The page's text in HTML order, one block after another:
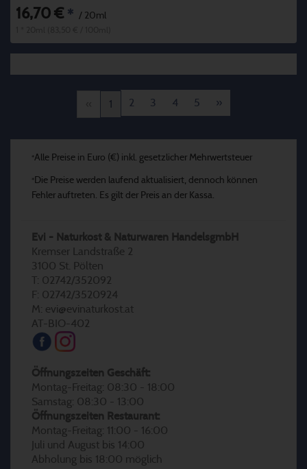
16,70 € * / 20ml
1 2 3 4 5 »
*Alle Preise in Euro (€) inkl. gesetzlicher Mehrwertsteuer
* Die Preise werden laufend aktualisiert, dennoch können
Fehler auftreten. Es gilt der Preis an der Kassa.
Evi - Naturkost & Naturwaren HandelsgmbH
Kremser Landstraße 2
3100 St. Pölten
T: 02742/352092
F: 02742/3520924
M: evi@evinaturkost.at
AT-BIO-402
Öffnungszeiten Geschäft:
Montag-Freitag: 08:30 - 18:00
Samstag: 08:30 - 13:00
Öffnungszeiten Restaurant:
Montag-Freitag: 11:00 - 16:00
Juli und August bis 14:00
Abholung bis 18:00 möglich